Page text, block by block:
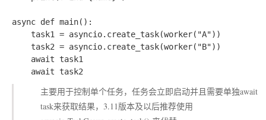
async def main():
    task1 = asyncio.create_task(worker("A"))
    task2 = asyncio.create_task(worker("B"))
    await task1
主要用于控制单个任务，任务会立即启动并且需要单独await
task来获取结果，3.11版本及以后推荐使用